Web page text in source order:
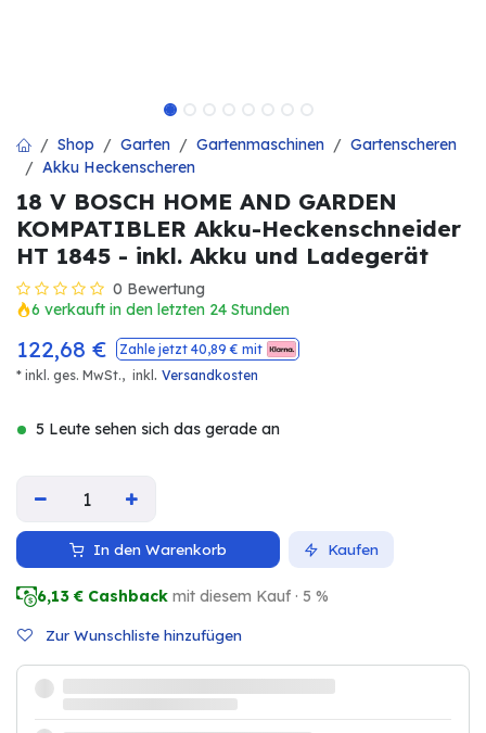
Shop Garten Gartenmaschinen
Gartenscheren
Akku Heckenscheren
18 V BOSCH HOME AND GARDEN
KOMPATIBLER Akku-Heckenschneider
HT 1845 - inkl. Akku und Ladegerät
0 Bewertung
6 verkauft in den letzten 24 Stunden
122,68 € Zahle jetzt 40,89 € mit
* inkl. ges. MwSt., inkl . Versandkosten
5 Leute sehen sich das gerade an
In den Warenkorb Kaufen
6,13 € Cashback mit diesem Kauf · 5 %
Zur Wunschliste hinzufügen